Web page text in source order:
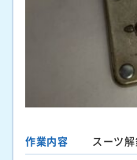
作業内容
スーツ